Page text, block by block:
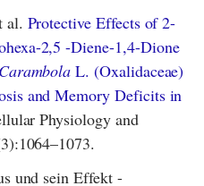
al. Protective Effects of 2-
2,5 -Diene-1,4-Dione
L. (Oxalidaceae)
and Memory Deficits in
Physiology and
und sein Effekt -